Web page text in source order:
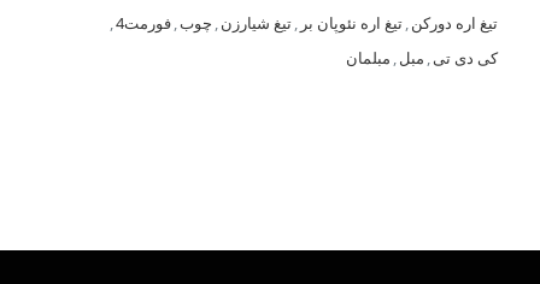
تیغ اره دورکن,تیغ اره نئوپان بر ,تیغ شیارزن, چوب,فورمت4 ,
کی دی تی, مبل, مبلمان